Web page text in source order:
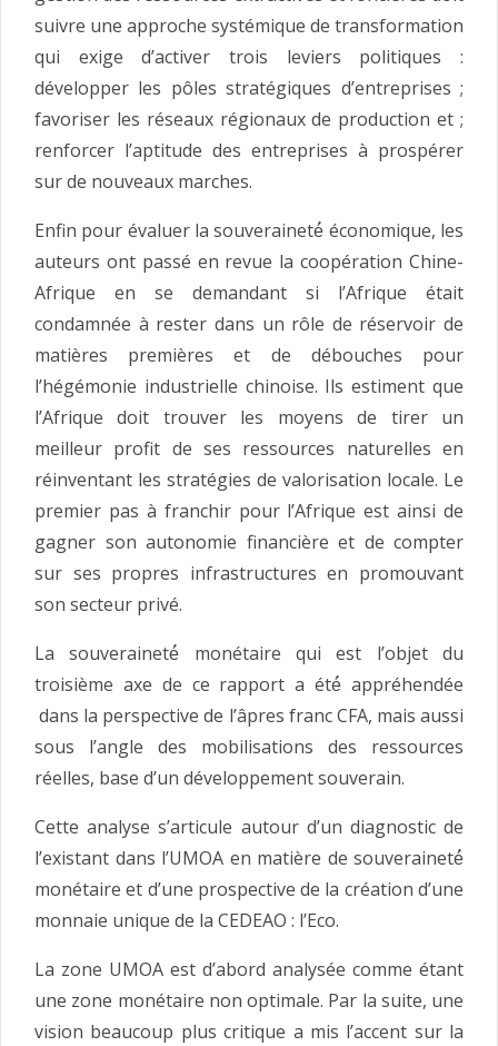
suivre une approche systémique de transformation
qui exige d’activer trois leviers politiques :
développer les pôles stratégiques d’entreprises ;
favoriser les réseaux régionaux de production et ;
renforcer l’aptitude des entreprises à prospérer
sur de nouveaux marches.
Enfin pour évaluer la souveraineté́ économique, les
auteurs ont passé en revue la coopération Chine-
Afrique en se demandant si l’Afrique était
condamnée à rester dans un rôle de réservoir de
matières premières et de débouches pour
l’hégémonie industrielle chinoise. Ils estiment que
l’Afrique doit trouver les moyens de tirer un
meilleur profit de ses ressources naturelles en
réinventant les stratégies de valorisation locale. Le
premier pas à franchir pour l’Afrique est ainsi de
gagner son autonomie financière et de compter
sur ses propres infrastructures en promouvant
son secteur privé.
La souveraineté́ monétaire qui est l’objet du
troisième axe de ce rapport a été́ appréhendée
dans la perspective de l’âpres franc CFA, mais aussi
sous l’angle des mobilisations des ressources
réelles, base d’un développement souverain.
Cette analyse s’articule autour d’un diagnostic de
l’existant dans l’UMOA en matière de souveraineté́
monétaire et d’une prospective de la création d’une
monnaie unique de la CEDEAO : l’Eco.
La zone UMOA est d’abord analysée comme étant
une zone monétaire non optimale. Par la suite, une
vision beaucoup plus critique a mis l’accent sur la